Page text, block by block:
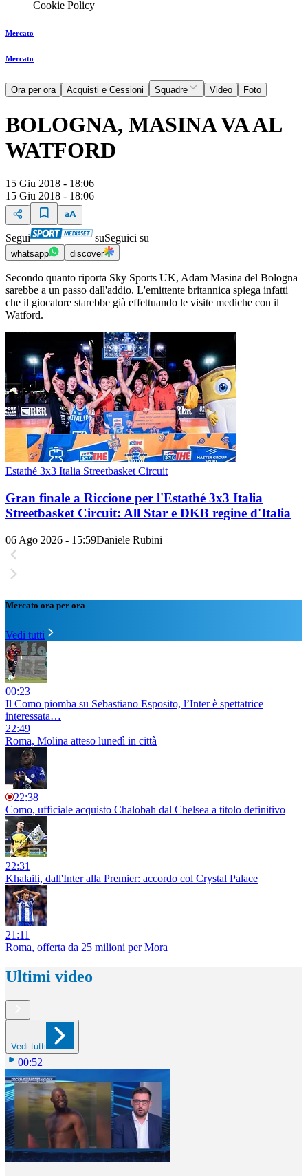
Cookie Policy
Mercato
Mercato
Ora per ora Acquisti e Cessioni Squadre Video Foto
BOLOGNA, MASINA VA AL
WATFORD
15 Giu 2018 - 18:06
15 Giu 2018 - 18:06
Segui suSeguici su
whatsapp discover
Secondo quanto riporta Sky Sports UK, Adam Masina del Bologna
sarebbe a un passo dall'addio. L'emittente britannica spiega infatti
che il giocatore starebbe già effettuando le visite mediche con il
Watford.
Estathé 3x3 Italia Streetbasket Circuit
Gran finale a Riccione per l'Estathé 3x3 Italia
Streetbasket Circuit: All Star e DKB regine d'Italia
06 Ago 2026 - 15:59Daniele Rubini
Mercato ora per ora
Vedi tutti
00:23
Il Como piomba su Sebastiano Esposito, l’Inter è spettatrice
interessata…
22:49
Roma, Molina atteso lunedì in città
22:38
Como, ufficiale acquisto Chalobah dal Chelsea a titolo definitivo
22:31
Khalaili, dall'Inter alla Premier: accordo col Crystal Palace
21:11
Roma, offerta da 25 milioni per Mora
Ultimi video
Vedi tutti
00:52